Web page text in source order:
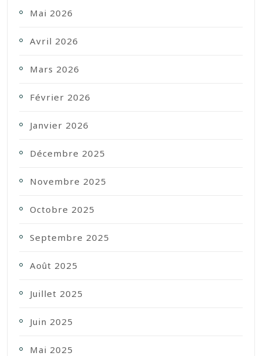
Mai 2026
Avril 2026
Mars 2026
Février 2026
Janvier 2026
Décembre 2025
Novembre 2025
Octobre 2025
Septembre 2025
Août 2025
Juillet 2025
Juin 2025
Mai 2025